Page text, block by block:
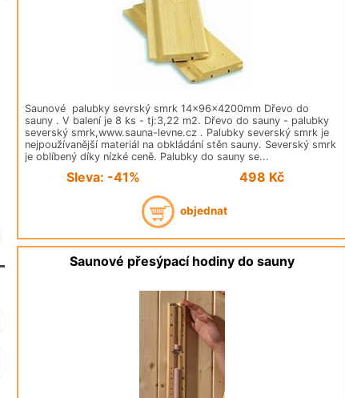
Saunové palubky sevrský smrk 14x96x4200mm Dřevo do
sauny . V balení je 8 ks - tj:3,22 m2. Dřevo do sauny - palubky
severský smrk,www.sauna-levne.cz . Palubky severský smrk je
nejpoužívanější materiál na obkládání stěn sauny. Severský smrk
je oblíbený díky nízké ceně. Palubky do sauny se...
Sleva: -41% 498 Kč
objednat
Saunové přesýpací hodiny do sauny